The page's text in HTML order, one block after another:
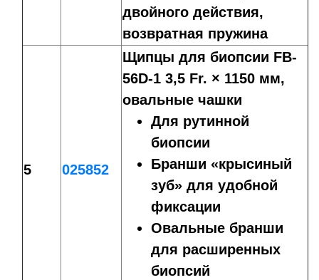
двойного действия,
возвратная пружина
5 025852
Щипцы для биопсии FB-
56D-1 3,5 Fr. × 1150 мм,
овальные чашки
Для рутинной
биопсии
Бранши «крысиный
зуб» для удобной
фиксации
Овальные бранши
для расширенных
биопсий